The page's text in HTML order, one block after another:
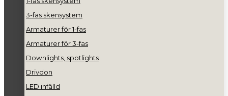
3-fas skensystem
Armaturer för 1-fas
Armaturer för 3-fas
Downlights, spotlights
Drivdon
LED infälld